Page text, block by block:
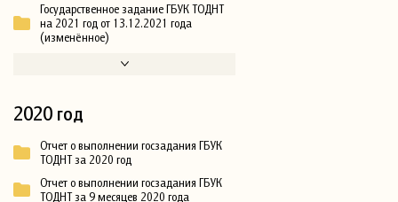
Государственное задание ГБУК ТОДНТ
на 2021 год от 13.12.2021 года
(изменённое)
2020 год
Отчет о выполнении госзадания ГБУК
ТОДНТ за 2020 год
Отчет о выполнении госзадания ГБУК
ТОДНТ за 9 месяцев 2020 года